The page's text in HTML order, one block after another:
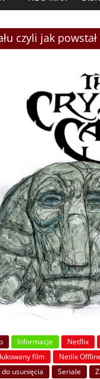
czyli jak
Informacje Netflix
film
Netlix
usunięcia
Seriale